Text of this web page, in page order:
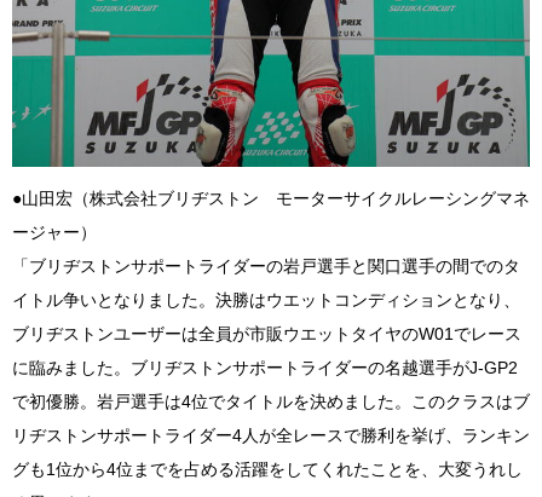
●山田宏（株式会社ブリヂストン モーターサイクルレーシングマネ
ージャー）
「ブリヂストンサポートライダーの岩戸選手と関口選手の間でのタ
イトル争いとなりました。決勝はウエットコンディションとなり、
ブリヂストンユーザーは全員が市販ウエットタイヤのW01でレース
に臨みました。ブリヂストンサポートライダーの名越選手がJ-GP2
で初優勝。岩戸選手は4位でタイトルを決めました。このクラスはブ
リヂストンサポートライダー4人が全レースで勝利を挙げ、ランキン
グも1位から4位までを占める活躍をしてくれたことを、大変うれし